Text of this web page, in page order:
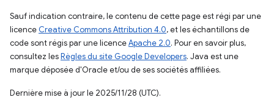
Sauf indication contraire, le contenu de cette page est régi par une
licence Creative Commons Attribution 4.0, et les échantillons de
code sont régis par une licenceApache 2.0. Pour en savoir plus,
consultez lesRègles du site Google Developers. Java est une
marque déposée d'Oracle et/ou de ses sociétés affiliées.
Dernière mise à jour le 2025/11/28 (UTC).